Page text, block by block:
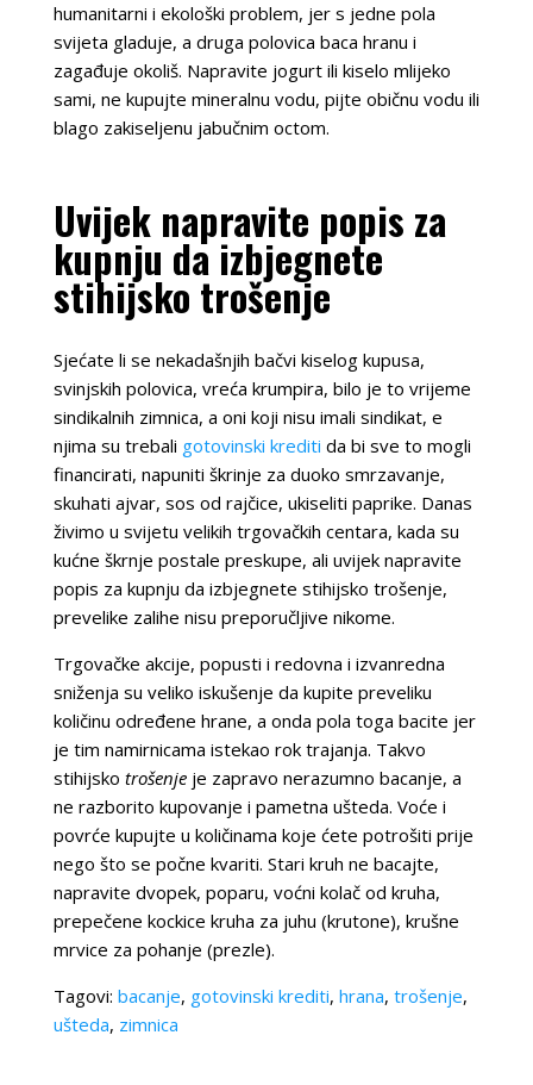
humanitarni i ekološki problem, jer s jedne pola
svijeta gladuje, a druga polovica baca hranu i
zagađuje okoliš. Napravite jogurt ili kiselo mlijeko
sami, ne kupujte mineralnu vodu, pijte običnu vodu ili
blago zakiseljenu jabučnim octom.
Uvijek napravite popis za
kupnju da izbjegnete
stihijsko trošenje
Sjećate li se nekadašnjih bačvi kiselog kupusa,
svinjskih polovica, vreća krumpira, bilo je to vrijeme
sindikalnih zimnica, a oni koji nisu imali sindikat, e
njima su trebali gotovinski krediti da bi sve to mogli
financirati, napuniti škrinje za duoko smrzavanje,
skuhati ajvar, sos od rajčice, ukiseliti paprike. Danas
živimo u svijetu velikih trgovačkih centara, kada su
kućne škrnje postale preskupe, ali uvijek napravite
popis za kupnju da izbjegnete stihijsko trošenje,
prevelike zalihe nisu preporučljive nikome.
Trgovačke akcije, popusti i redovna i izvanredna
sniženja su veliko iskušenje da kupite preveliku
količinu određene hrane, a onda pola toga bacite jer
je tim namirnicama istekao rok trajanja. Takvo
stihijsko trošenjeje zapravo nerazumno bacanje, a
ne razborito kupovanje i pametna ušteda. Voće i
povrće kupujte u količinama koje ćete potrošiti prije
nego što se počne kvariti. Stari kruh ne bacajte,
napravite dvopek, poparu, voćni kolač od kruha,
prepečene kockice kruha za juhu (krutone), krušne
mrvice za pohanje (prezle).
Tagovi: bacanje, gotovinski krediti, hrana, trošenje,
ušteda, zimnica